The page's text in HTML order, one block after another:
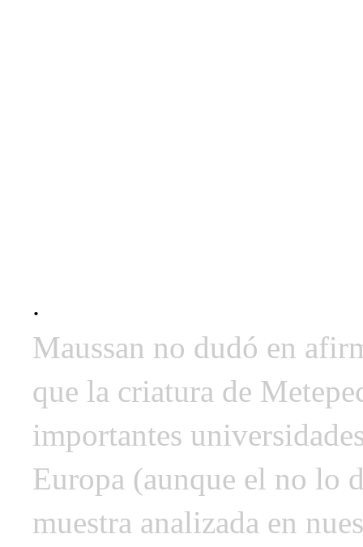
.
Maussan no dudó en
que la criatura de
importantes
Europa (aunque el no lo
muestra analizada en